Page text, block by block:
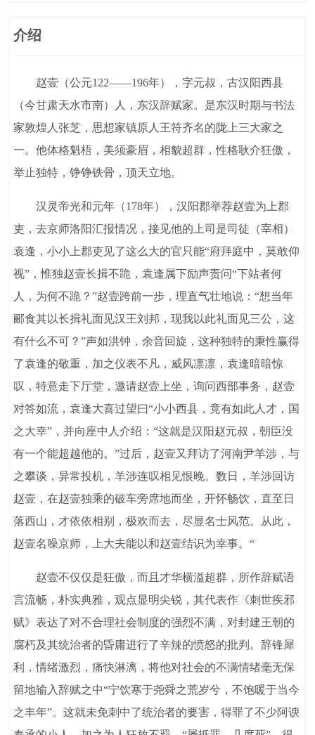
介绍
赵壹（公元122——196年），字元叔，古汉阳西县
（今甘肃天水市南）人，东汉辞赋家。是东汉时期与书法
家敦煌人张芝，思想家镇原人王符齐名的陇上三大家之
一。他体格魁梧，美须豪眉，相貌超群，性格耿介狂傲，
举止独特，铮铮铁骨，顶天立地。
汉灵帝光和元年（178年），汉阳郡举荐赵壹为上郡
吏，去京师洛阳汇报情况，接见他的上司是司徒（宰相）
袁逢，小小上郡吏见了这么大的官只能“府拜庭中，莫敢仰
视”，惟独赵壹长揖不跪，袁逢属下励声责问“下站者何
人，为何不跪？”赵壹跨前一步，理直气壮地说：“想当年
郦食其以长揖礼面见汉王刘邦，现我以此礼面见三公，这
有什么不可？”声如洪钟，余音回旋，这种独特的秉性赢得
了袁逢的敬重，加之仪表不凡，威风凛凛，袁逢暗暗惊
叹，特意走下厅堂，邀请赵壹上坐，询问西部事务，赵壹
对答如流，袁逢大喜过望曰“小小西县，竟有如此人才，国
之大幸”，并向座中人介绍：“这就是汉阳赵元叔，朝臣没
有一个能超越他的。”过后，赵壹又拜访了河南尹羊涉，与
之攀谈，异常投机，羊涉连叹相见恨晚。数日，羊涉回访
赵壹，在赵壹独乘的破车旁席地而坐，开怀畅饮，直至日
落西山，才依依相别，极欢而去，尽显名士风范。从此，
赵壹名噪京师，上大夫能以和赵壹结识为幸事。“
赵壹不仅仅是狂傲，而且才华横溢超群，所作辞赋语
言流畅，朴实典雅，观点显明尖锐，其代表作《刺世疾邪
赋》表达了对不合理社会制度的强烈不满，对封建王朝的
腐朽及其统治者的昏庸进行了辛辣的愤怒的批判。辞锋犀
利，情绪激烈，痛快淋漓，将他对社会的不满情绪毫无保
留地输入辞赋之中“宁饮寒于尧舜之荒岁兮，不饱暖于当今
之丰年”。这就未免刺中了统治者的要害，得罪了不少阿谀